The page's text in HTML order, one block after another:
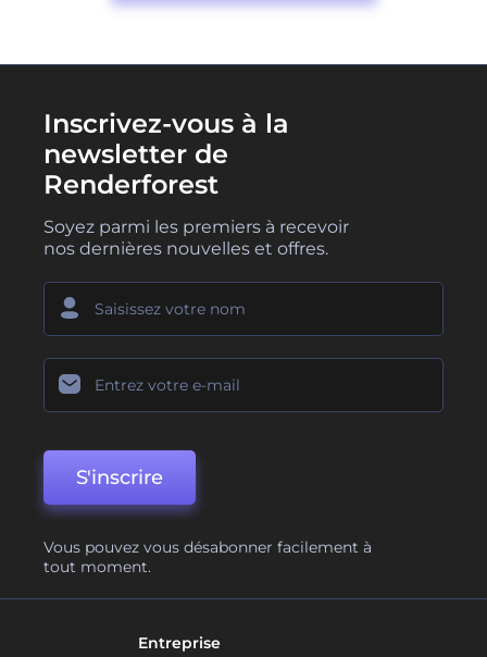
Inscrivez-vous à la
newsletter de
Renderforest
Soyez parmi les premiers à recevoir
nos dernières nouvelles et offres.
S'inscrire
Vous pouvez vous désabonner facilement à
tout moment.
Entreprise